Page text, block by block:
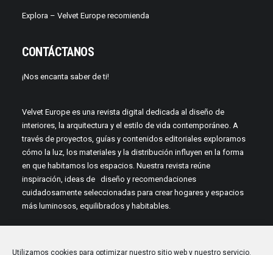
Utilizamos cookies para optimizar nuestro sitio web y nuestro servicio.
Explora – Velvet Europe recomienda
CONTÁCTANOS
¡Nos encanta saber de ti!
Velvet Europe es una revista digital dedicada al diseño de
interiores, la arquitectura y el estilo de vida contemporáneo. A
través de proyectos, guías y contenidos editoriales exploramos
cómo la luz, los materiales y la distribución influyen en la forma
en que habitamos los espacios. Nuestra revista reúne
inspiración, ideas de diseño y recomendaciones
cuidadosamente seleccionadas para crear hogares y espacios
más luminosos, equilibrados y habitables.